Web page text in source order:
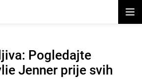
Pogledajte
Jenner prije svih